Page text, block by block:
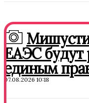
ЕАЭС будут
единым
07.08.2026 10:18